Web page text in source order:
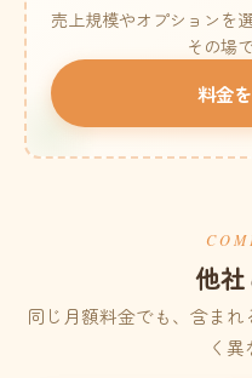
売上規模やオプションを
その場
料金
他
同じ月額料金でも、含ま
く異